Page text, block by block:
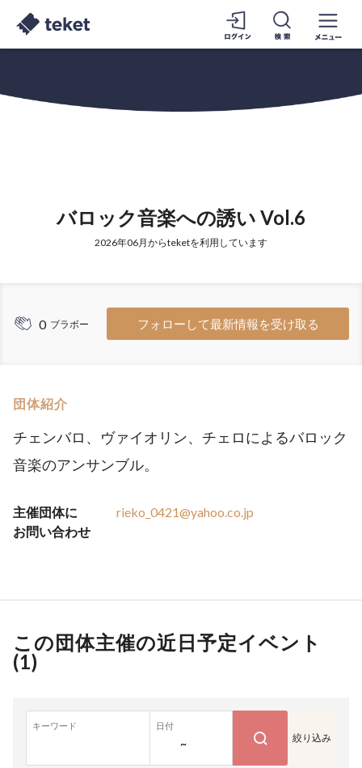
バロック音楽への誘い Vol.6
2026年06月からteketを利用しています
0 ブラボー フォローして最新情報を受け取る
団体紹介
チェンバロ、ヴァイオリン、チェロによるバロック
音楽のアンサンブル。
主催団体に
お問い合わせ
rieko_0421@yahoo.co.jp
この団体主催の近日予定イベント
(1)
キーワード 日付
~ 絞り込み